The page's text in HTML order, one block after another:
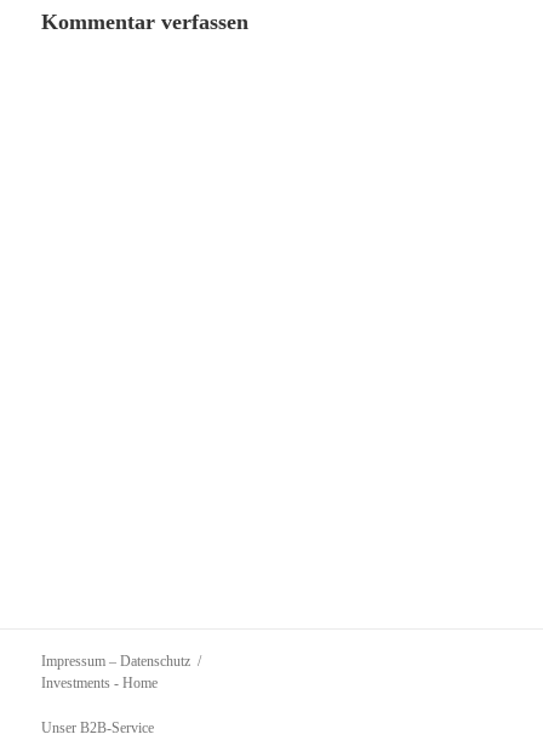
Kommentar verfassen
Impressum – Datenschutz
Investments - Home
Unser B2B-Service